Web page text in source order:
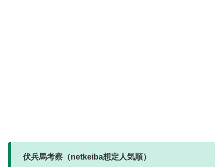
伏兵馬考察（netkeiba想定人気順）